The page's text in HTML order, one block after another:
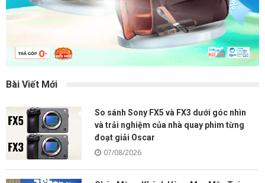
Bài Viết Mới
So sánh Sony FX5 và FX3 dưới góc nhìn
và trải nghiệm của nhà quay phim từng
đoạt giải Oscar
07/08/2026